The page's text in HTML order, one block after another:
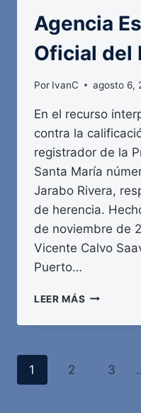
Agencia
Oficial del
Por IvanC agosto 6,
En el recurso
contra la
registrador de la
Santa María
Jarabo Rivera,
de herencia.
de noviembre de
Vicente Calvo
Puerto…
LEER MÁS AGENCIA
BOLETÍN
ESTADO
Navegación
1 2 3